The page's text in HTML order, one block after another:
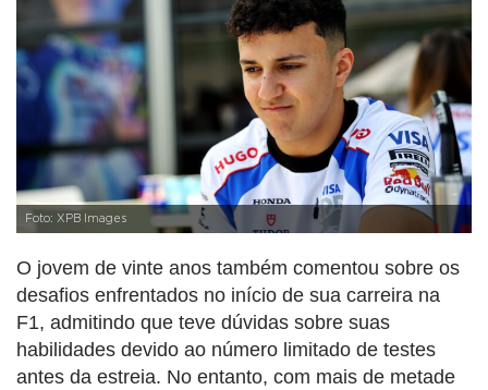
Foto: XPB Images
O jovem de vinte anos também comentou sobre os
desafios enfrentados no início de sua carreira na
F1, admitindo que teve dúvidas sobre suas
habilidades devido ao número limitado de testes
antes da estreia. No entanto, com mais de metade